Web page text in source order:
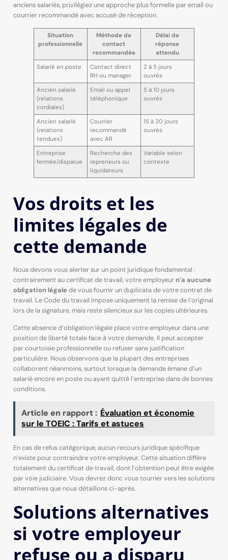
anciens salariés, privilégiez une approche plus formelle par email ou
courrier recommandé avec accusé de réception.
Situation
professionnelle
Méthode de
contact
recommandée
Délai de
réponse
attendu
Salarié en poste
Contact direct
RH ou manager
2 à 5 jours
ouvrés
Ancien salarié
(relations
cordiales)
Email ou appel
téléphonique
5 à 10 jours
ouvrés
Ancien salarié
(relations
tendues)
Courrier
recommandé
avec AR
15 à 20 jours
ouvrés
Entreprise
fermée/disparue
Recherche des
repreneurs ou
liquidateurs
Variable selon
contexte
Vos droits et les
limites légales de
cette demande
Nous devons vous alerter sur un point juridique fondamental :
contrairement au certificat de travail, votre employeur n’a aucune
obligation légale de vous fournir un duplicata de votre contrat de
travail. Le Code du travail impose uniquement la remise de l’original
lors de la signature, mais reste silencieux sur les copies ultérieures.
Cette absence d’obligation légale place votre employeur dans une
position de liberté totale face à votre demande. Il peut accepter
par courtoisie professionnelle ou refuser sans justification
particulière. Nous observons que la plupart des entreprises
collaborent néanmoins, surtout lorsque la demande émane d’un
salarié encore en poste ou ayant quitté l’entreprise dans de bonnes
conditions.
Article en rapport : Évaluation et économie
sur le TOEIC : Tarifs et astuces
En cas de refus catégorique, aucun recours juridique spécifique
n’existe pour contraindre votre employeur. Cette situation diffère
totalement du certificat de travail, dont l’obtention peut être exigée
par voie judiciaire. Vous devrez donc vous tourner vers les solutions
alternatives que nous détaillons ci-après.
Solutions alternatives
si votre employeur
refuse ou a disparu